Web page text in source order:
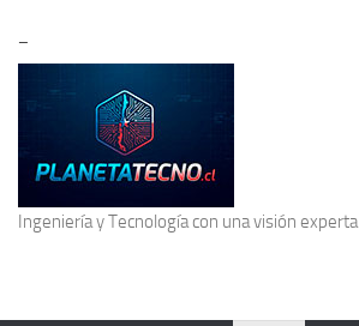
–
Ingeniería y Tecnologíacon una visión experta